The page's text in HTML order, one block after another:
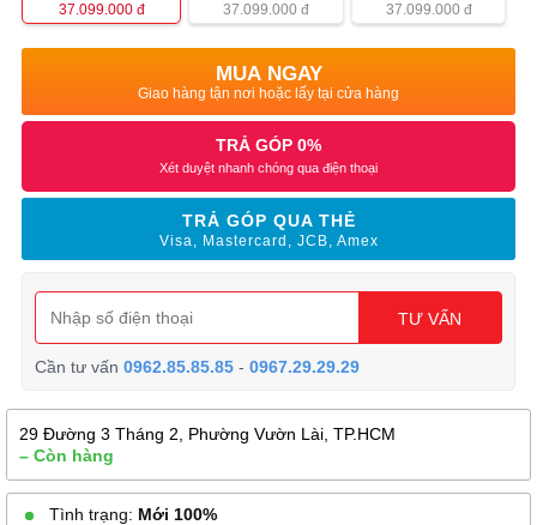
37.099.000đ
37.099.000đ
37.099.000đ
MUA NGAY
Giao hàng tận nơi hoặc lấy tại cửa hàng
TRẢ GÓP 0%
Xét duyệt nhanh chóng qua điện thoại
TRẢ GÓP QUA THẺ
Visa, Mastercard, JCB, Amex
TƯ VẤN
Cần tư vấn0962.85.85.85 -0967.29.29.29
29 Đường 3 Tháng 2, Phường Vườn Lài, TP.HCM
– Còn hàng
Tình trạng: Mới 100%